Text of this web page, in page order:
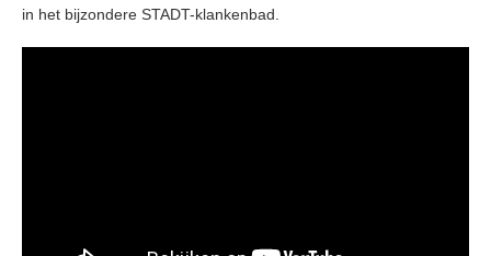
in het bijzondere STADT-klankenbad.